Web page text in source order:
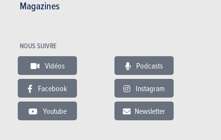
Magazines
NOUS SUIVRE
Vidéos Podcasts
Facebook Instagram
Youtube Newsletter